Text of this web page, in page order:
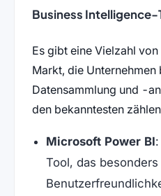
Business Intelligence-
Es gibt eine Vielzahl
Markt, die Unternehmen
Datensammlung und -
den bekanntesten
Microsoft Power BI
Tool, das